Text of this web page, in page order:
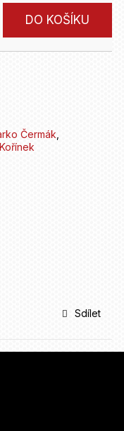
DO KOŠÍKU
Čermák,
Sdílet